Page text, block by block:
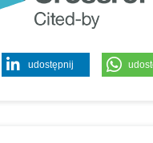
udostępnij